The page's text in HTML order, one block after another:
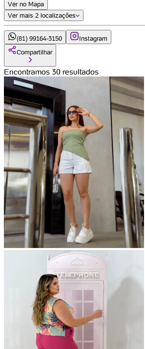
Ver no Mapa
Ver mais 2 localizações
(81) 99164-3150
Instagram
Compartilhar
Encontramos 30 resultados